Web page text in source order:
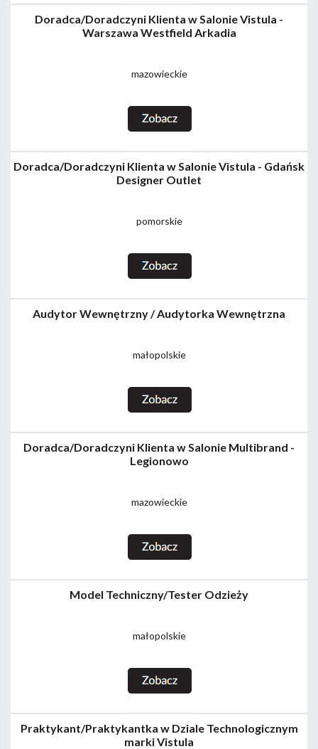
Doradca/Doradczyni Klienta w Salonie Vistula -
Warszawa Westfield Arkadia
mazowieckie
Doradca/Doradczyni Klienta w Salonie Vistula - Gdańsk
Designer Outlet
pomorskie
Audytor Wewnętrzny / Audytorka Wewnętrzna
małopolskie
Doradca/Doradczyni Klienta w Salonie Multibrand -
Legionowo
mazowieckie
Model Techniczny/Tester Odzieży
małopolskie
Praktykant/Praktykantka w Dziale Technologicznym
marki Vistula